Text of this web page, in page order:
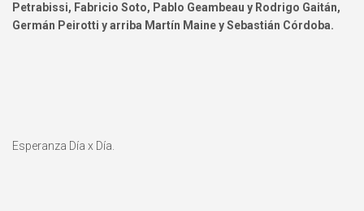
Petrabissi, Fabricio Soto, Pablo Geambeau y Rodrigo Gaitán,
Germán Peirotti y arriba Martín Maine y Sebastián Córdoba.
Esperanza Día x Día.